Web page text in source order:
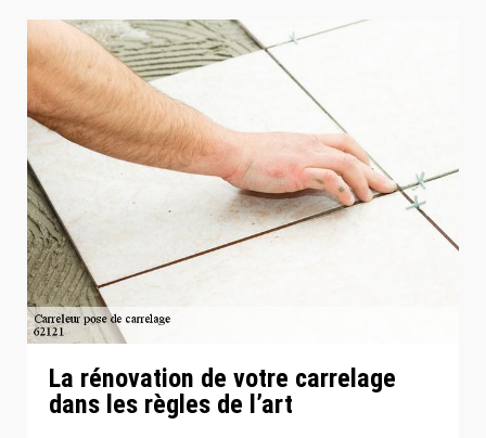
La rénovation de votre carrelage
dans les règles de l’art